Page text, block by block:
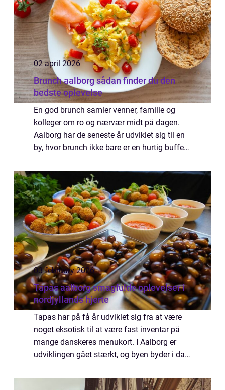
02 april 2026
Brunch aalborg sådan finder du den
bedste oplevelse
En god brunch samler venner, familie og
kolleger om ro og nærvær midt på dagen.
Aalborg har de seneste år udviklet sig til en
by, hvor brunch ikke bare er en hurtig buffet,
og personlig stil. Når vi taler o...
03 february 2026
Tapas aalborg smagfulde oplevelser i
nordjyllands hjerte
Tapas har på få år udviklet sig fra at være
noget eksotisk til at være fast inventar på
mange danskeres menukort. I Aalborg er
udviklingen gået stærkt, og byen byder i dag
serveringer, lokale råvarer og uformel ...